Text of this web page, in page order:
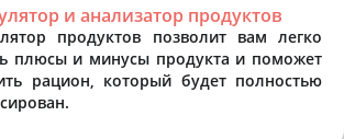
и анализатор продуктов
продуктов позволит вам легко
плюсы и минусы продукта и поможет
рацион, который будет полностью